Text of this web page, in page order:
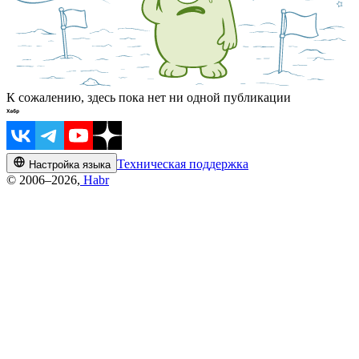
К сожалению, здесь пока нет ни одной публикации
Настройка языка Техническая поддержка
© 2006–2026, Habr